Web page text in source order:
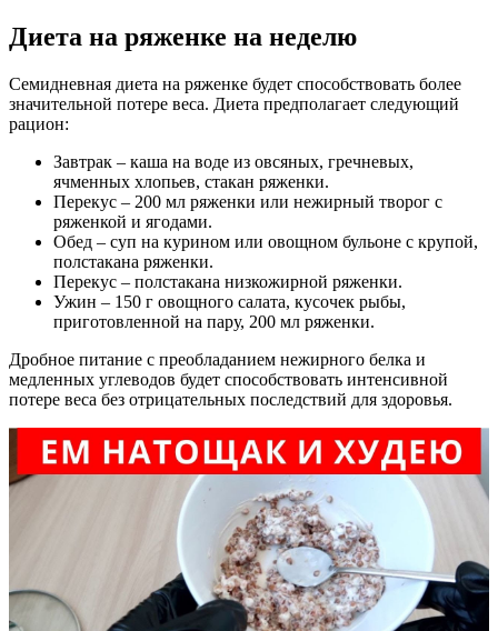
Диета на ряженке на неделю
Семидневная диета на ряженке будет способствовать более
значительной потере веса. Диета предполагает следующий
рацион:
Завтрак – каша на воде из овсяных, гречневых,
ячменных хлопьев, стакан ряженки.
Перекус – 200 мл ряженки или нежирный творог с
ряженкой и ягодами.
Обед – суп на курином или овощном бульоне с крупой,
полстакана ряженки.
Перекус – полстакана низкожирной ряженки.
Ужин – 150 г овощного салата, кусочек рыбы,
приготовленной на пару, 200 мл ряженки.
Дробное питание с преобладанием нежирного белка и
медленных углеводов будет способствовать интенсивной
потере веса без отрицательных последствий для здоровья.